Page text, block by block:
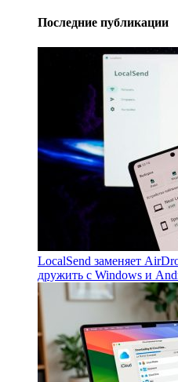
Последние публикации
LocalSend заменяет
дружить с Windows и